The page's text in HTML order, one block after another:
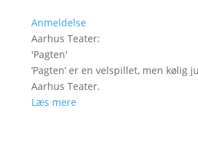
Anmeldelse
Aarhus Teater:
'Pagten'
’Pagten’ er en velspillet, men kølig
Aarhus Teater.
Læs mere